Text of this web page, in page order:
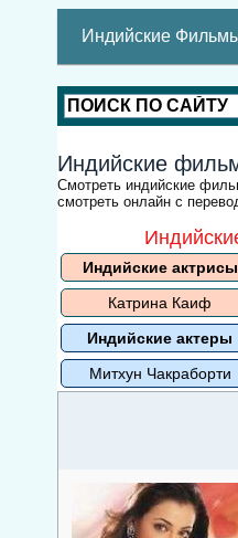
Индийские
Индийские
Смотреть индийские
смотреть онлайн с
Индийские актрисы
Катрина Каиф
Индийские актеры
Митхун Чакраборти